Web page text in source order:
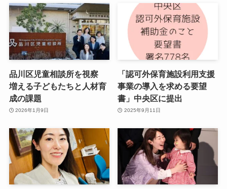
品川区児童相談所を視察
増える子どもたちと人材育
成の課題
2026年1月9日
「認可外保育施設利用支援
事業の導入を求める要望
書」中央区に提出
2025年9月11日